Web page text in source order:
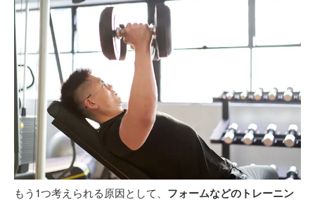
もう1つ考えられる原因として、 フォームなどのトレーニン